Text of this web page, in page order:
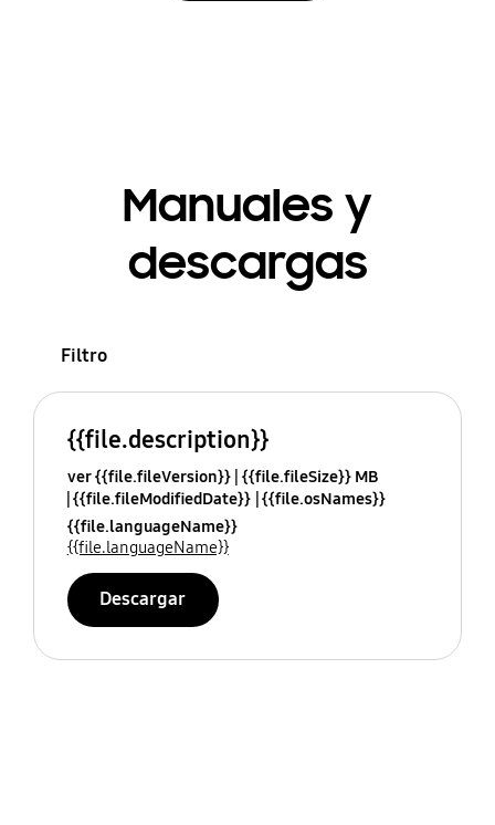
Manuales y
descargas
Filtro
{{file.description}}
ver {{file.fileVersion}} {{file.fileSize}} MB
{{file.fileModifiedDate}} {{file.osNames}}
{{file.languageName}}
{{file.languageName}}
Descargar